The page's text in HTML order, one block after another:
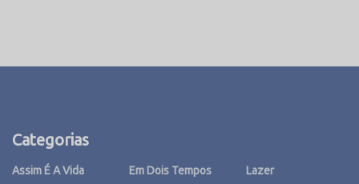
Categorias
Assim É A Vida
Em Dois Tempos
Lazer